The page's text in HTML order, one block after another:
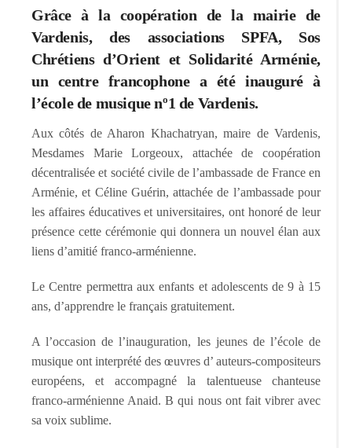
Grâce à la coopération de la mairie de
Vardenis, des associations SPFA, Sos
Chrétiens d’Orient et Solidarité Arménie,
un centre francophone a été inauguré à
l’école de musique nº1 de Vardenis.
Aux côtés de Aharon Khachatryan, maire de Vardenis,
Mesdames Marie Lorgeoux, attachée de coopération
décentralisée et société civile de l’ambassade de France en
Arménie, et Céline Guérin, attachée de l’ambassade pour
les affaires éducatives et universitaires, ont honoré de leur
présence cette cérémonie qui donnera un nouvel élan aux
liens d’amitié franco-arménienne.
Le Centre permettra aux enfants et adolescents de 9 à 15
ans, d’apprendre le français gratuitement.
A l’occasion de l’inauguration, les jeunes de l’école de
musique ont interprété des œuvres d’ auteurs-compositeurs
européens, et accompagné la talentueuse chanteuse
franco-arménienne Anaid. B qui nous ont fait vibrer avec
sa voix sublime.